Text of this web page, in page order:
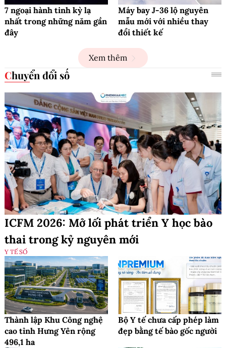
7 ngoại hành tinh kỳ lạ
nhất trong những năm gần
đây
Máy bay J-36 lộ nguyên
mẫu mới với nhiều thay
đổi thiết kế
Xem thêm
Chuyển đổi số
ICFM 2026: Mở lối phát triển Y học bào
thai trong kỷ nguyên mới
Y TẾ SỐ
Thành lập Khu Công nghệ
cao tỉnh Hưng Yên rộng
496,1 ha
Bộ Y tế chưa cấp phép làm
đẹp bằng tế bào gốc người